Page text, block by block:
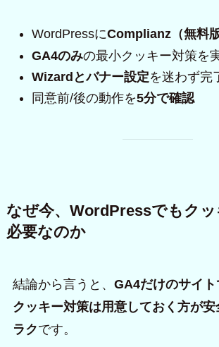
WordPressにComplianz（無料版
GA4のみの最小クッキー対策を
Wizardとバナー設定を迷わず完
同意前/後の動作を5分で確認
なぜ今、WordPressでもク
必要なのか
結論から言うと、 GA4だけのサイ
クッキー対策は用意しておく方が
ラクです。